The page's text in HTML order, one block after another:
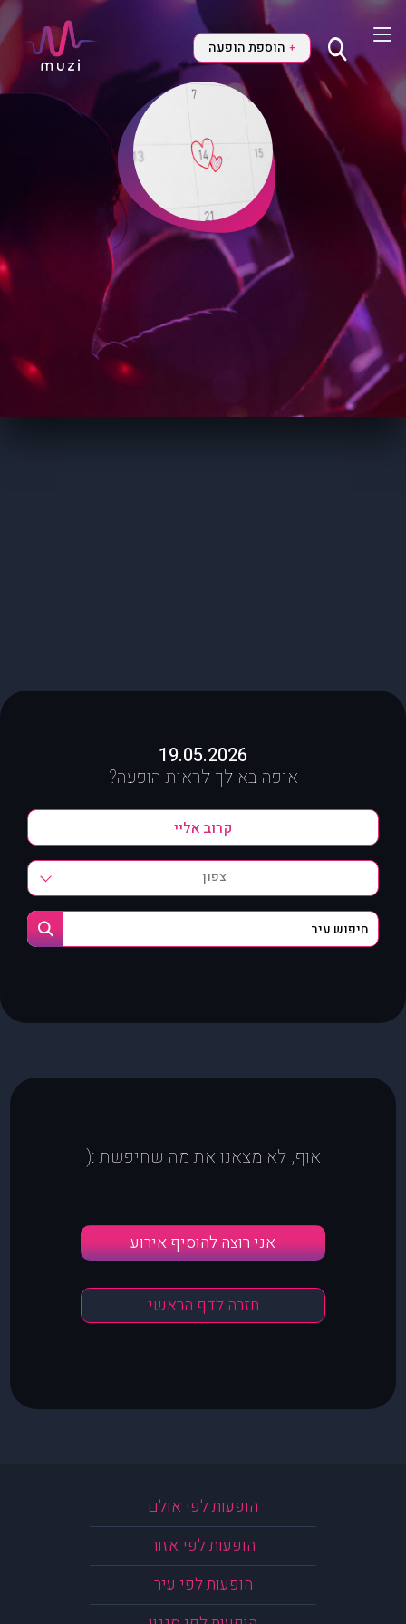
+ הוספת הופעה
19.05.2026
איפה בא לך לראות הופעה?
צפון
אוף, לא מצאנו את מה שחיפשת :(
אני רוצה להוסיף אירוע
חזרה לדף הראשי
הופעות לפי אולם
הופעות לפי אזור
הופעות לפי עיר